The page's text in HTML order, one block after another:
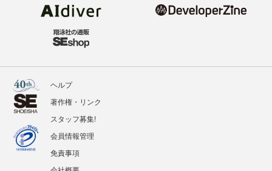
ヘルプ
著作権・リンク
スタッフ募集!
会員情報管理
免責事項